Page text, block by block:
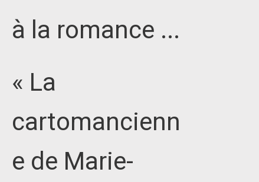
à la romance ...
« La
cartomancienn
e de Marie-